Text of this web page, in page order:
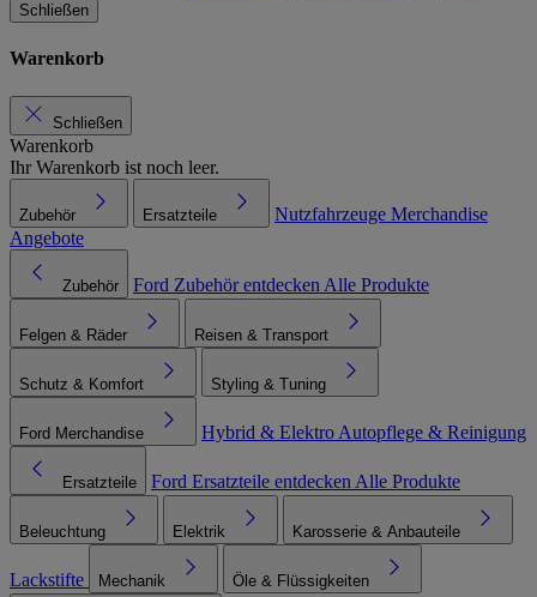
Schließen
Warenkorb
Schließen
Warenkorb
Ihr Warenkorb ist noch leer.
Zubehör Ersatzteile Nutzfahrzeuge Merchandise
Angebote
Zubehör Ford Zubehör entdecken Alle Produkte
Felgen & Räder Reisen & Transport
Schutz & Komfort Styling & Tuning
Ford Merchandise Hybrid & Elektro Autopflege & Reinigung
Ersatzteile Ford Ersatzteile entdecken Alle Produkte
Beleuchtung Elektrik Karosserie & Anbauteile
Lackstifte Mechanik Öle & Flüssigkeiten